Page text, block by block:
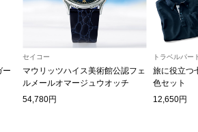
スカーフ／ス
手袋
ー
セイコー
マウリッツハイス美術館公認フェ
ルメールオマージュウオッチ
54,780円
トラベルパー
旅に役立つ
色セット
12,650円